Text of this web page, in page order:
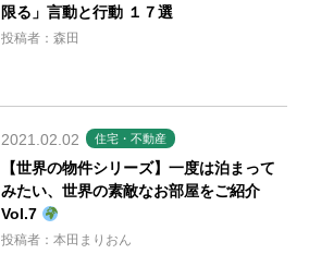
限る」言動と行動 １７選
投稿者：森田
2021.02.02 住宅・不動産
【世界の物件シリーズ】一度は泊まって
みたい、世界の素敵なお部屋をご紹介
Vol.7
投稿者：本田まりおん